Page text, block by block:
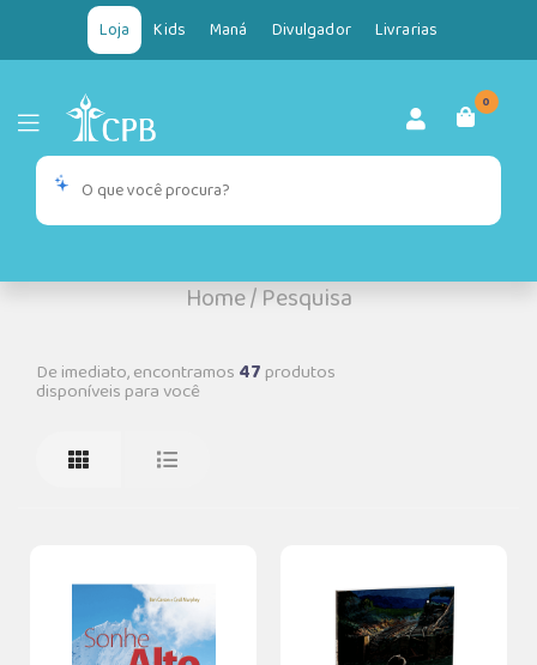
Loja Kids Maná Divulgador Livrarias
0
Home/Pesquisa
De imediato, encontramos 47produtos
disponíveis para você